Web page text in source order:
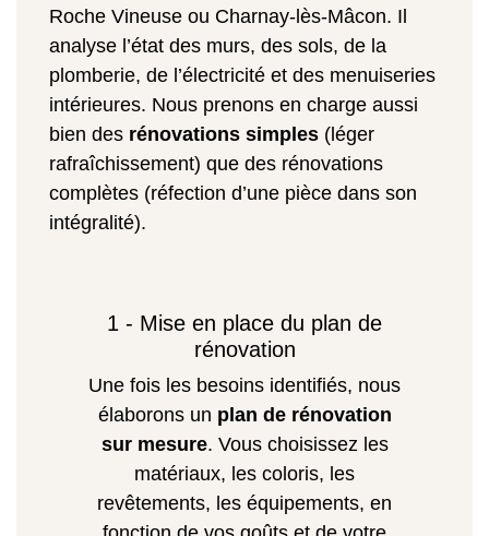
Roche Vineuse ou Charnay-lès-Mâcon. Il
analyse l’état des murs, des sols, de la
plomberie, de l’électricité et des menuiseries
intérieures. Nous prenons en charge aussi
bien des rénovations simples (léger
rafraîchissement) que des rénovations
complètes (réfection d’une pièce dans son
intégralité).
1 - Mise en place du plan de
rénovation
Une fois les besoins identifiés, nous
élaborons un plan de rénovation
sur mesure. Vous choisissez les
matériaux, les coloris, les
revêtements, les équipements, en